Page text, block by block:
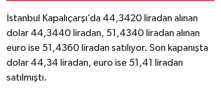
İstanbul Kapalıçarşı’da 44,3420 liradan alınan
dolar 44,3440 liradan, 51,4340 liradan alınan
euro ise 51,4360 liradan satılıyor. Son kapanışta
dolar 44,34 liradan, euro ise 51,41 liradan
satılmıştı.